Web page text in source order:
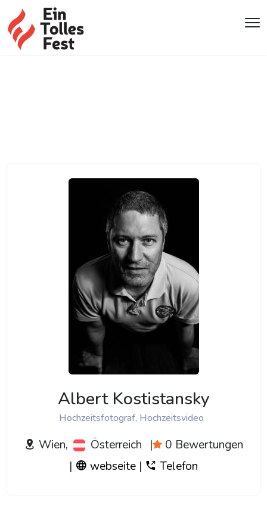
Albert Kostistansky
Hochzeitsfotograf, Hochzeitsvideo
Wien, Österreich |
0 Bewertungen
|
webseite | Telefon